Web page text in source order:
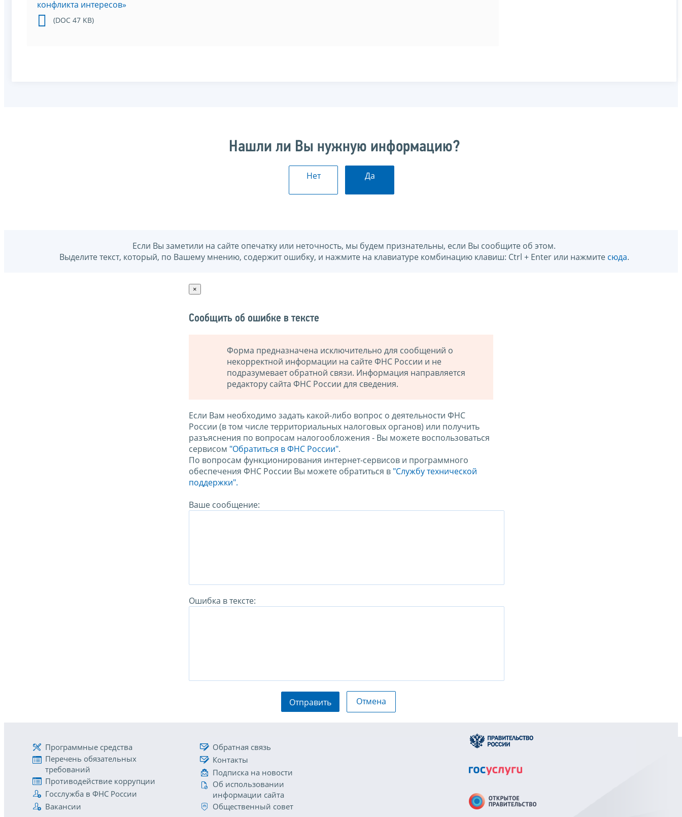
конфликта интересов»
(DOC 47 KB)
Нашли ли Вы нужную информацию?
Нет Да
Если Вы заметили на сайте опечатку или неточность, мы будем признательны, если Вы сообщите об этом.
Выделите текст, который, по Вашему мнению, содержит ошибку, и нажмите на клавиатуре комбинацию клавиш: Ctrl + Enter или нажмите сюда.
×
Сообщить об ошибке в тексте
Форма предназначена исключительно для сообщений о
некорректной информации на сайте ФНС России и не
подразумевает обратной связи. Информация направляется
редактору сайта ФНС России для сведения.
Если Вам необходимо задать какой-либо вопрос о деятельности ФНС
России (в том числе территориальных налоговых органов) или получить
разъяснения по вопросам налогообложения - Вы можете воспользоваться
сервисом "Обратиться в ФНС России".
По вопросам функционирования интернет-сервисов и программного
обеспечения ФНС России Вы можете обратиться в "Службу технической
поддержки".
Ваше сообщение:
Ошибка в тексте:
Отправить Отмена
Программные средства
Перечень обязательных
требований
Противодействие коррупции
Госслужба в ФНС России
Вакансии
Обратная связь
Контакты
Подписка на новости
Об использовании
информации сайта
Общественный совет